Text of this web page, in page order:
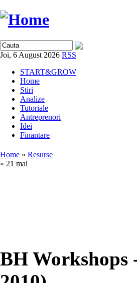
Joi, 6 August 2026 RSS
START&GROW
Home
Stiri
Analize
Tutoriale
Antreprenori
Idei
Finantare
Home » Resurse
» 21 mai
BH Workshops